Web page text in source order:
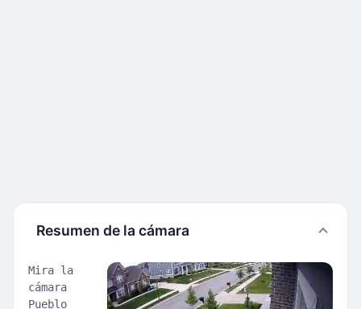
Resumen de la cámara
Mira la
cámara
Pueblo